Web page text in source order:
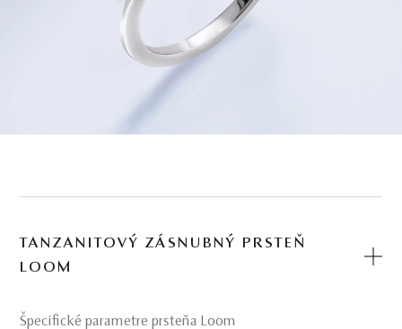
TANZANITOVÝ ZÁSNUBNÝ PRSTEŇ
LOOM
Špecifické parametre prsteňa Loom